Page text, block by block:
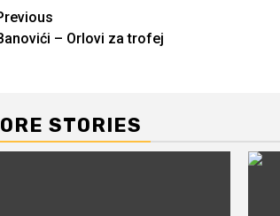
– Orlovi za trofej
STORIES